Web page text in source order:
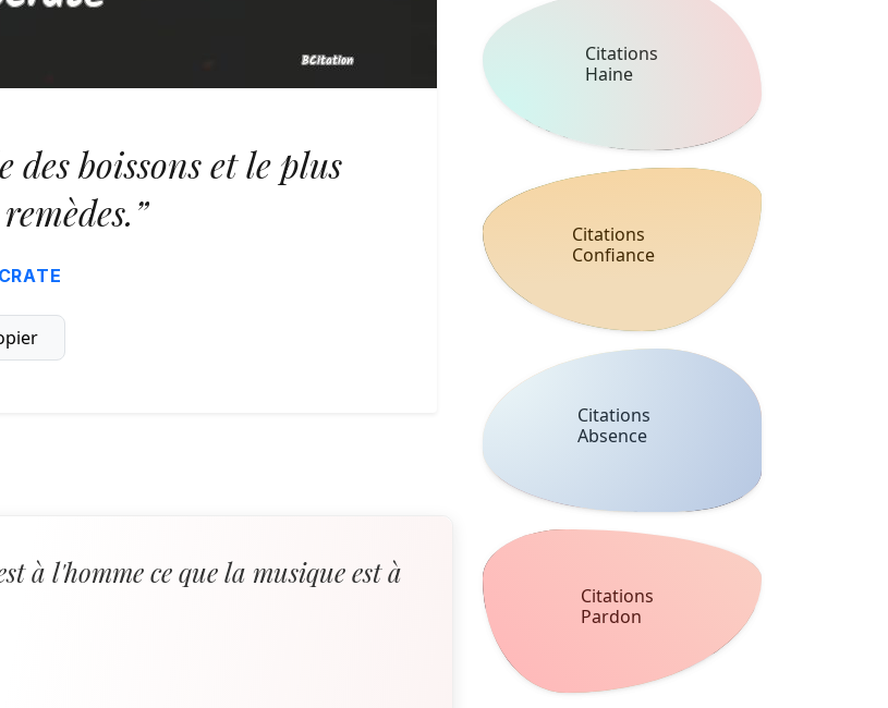
des boissons et le plus
à l'homme ce que la musique est à
Citations
Haine
Citations
Confiance
Citations
Absence
Citations
Pardon